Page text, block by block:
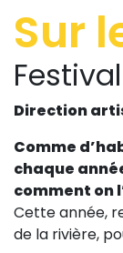
Sur le
(Actualités,
Sur le
(Agenda,
Sur le
Sur le
Sur
Festival
Direction
Comme
chaque
comment on
Cette année,
de la rivière,